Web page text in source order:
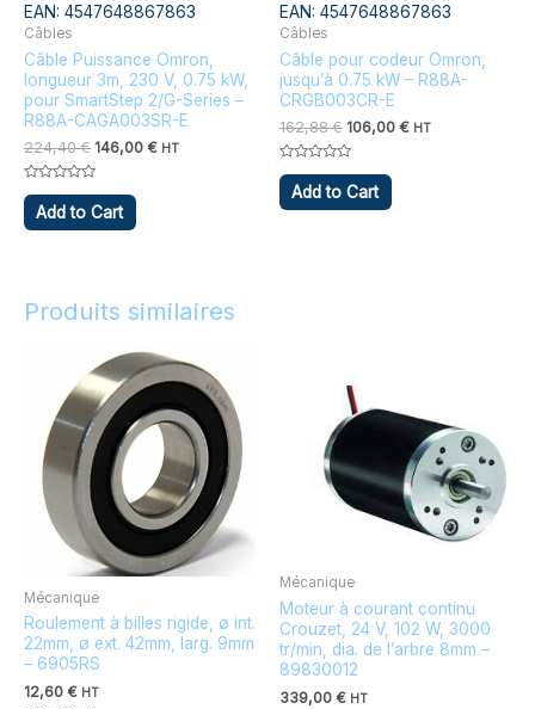
EAN: 4547648867863
Câbles
Câble Puissance Omron,
longueur 3m, 230 V, 0.75 kW,
pour SmartStep 2/G-Series –
R88A-CAGA003SR-E
224,40€ 146,00 € HT
Note
0
sur
5
Add to Cart
EAN: 4547648867863
Câbles
Câble pour codeur Omron,
jusqu’à 0.75 kW – R88A-
CRGB003CR-E
162,88€ 106,00 € HT
Note
0
sur
5
Add to Cart
Produits similaires
Mécanique
Roulement à billes rigide, ø int.
22mm, ø ext. 42mm, larg. 9mm
– 6905RS
12,60 € HT
Mécanique
Moteur à courant continu
Crouzet, 24 V, 102 W, 3000
tr/min, dia. de l’arbre 8mm –
89830012
339,00 € HT